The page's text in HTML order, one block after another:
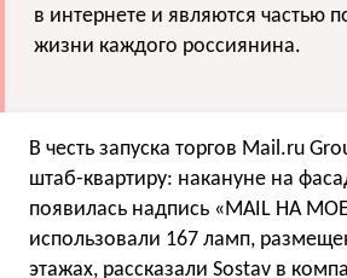
в интернете и являются частью
жизни каждого россиянина.
В честь запуска торгов Mail.ru
штаб-квартиру: накануне на
появилась надпись «MAIL НА
использовали 167 ламп,
этажах, рассказали Sostav в